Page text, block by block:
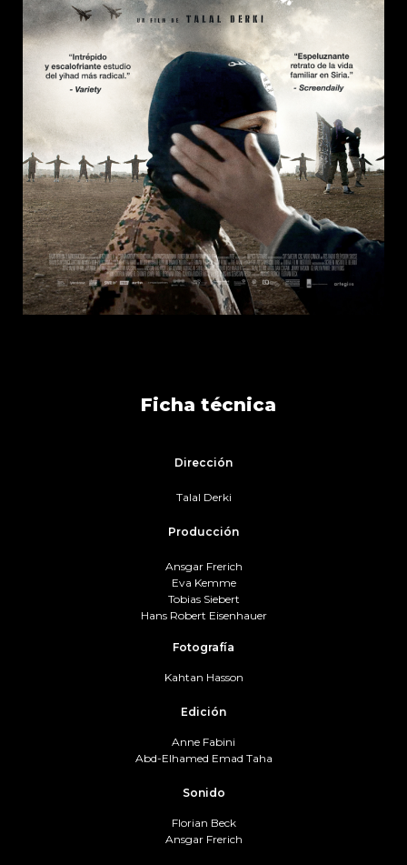
Ficha técnica
Dirección
Talal Derki
Producción
Ansgar Frerich
Eva Kemme
Tobias Siebert
Hans Robert Eisenhauer
Fotografía
Kahtan Hasson
Edición
Anne Fabini
Abd-Elhamed Emad Taha
Sonido
Florian Beck
Ansgar Frerich